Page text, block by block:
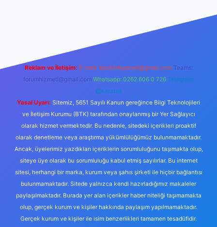
Reklam ve İletişim: E-mail: backlinkpaneli@gmail.com Teams:
forumhizmeti@gmail.com Whatsapp: 0262 606 0 726 Telegram:
@karabul
Yasal Uyarı: Sitemiz, 5651 Sayılı Kanun gereğince Bilgi Teknolojileri
ve İletişim Kurumu (BTK) tarafından onaylanmış bir Yer Sağlayıcı
olarak hizmet vermektedir. Bu nedenle, sitedeki içerikleri proaktif
olarak denetleme veya araştırma yükümlülüğümüz bulunmamaktadır.
Ancak, üyelerimiz yazdıkları içeriklerin sorumluluğunu taşımakta olup,
siteye üye olarak bu sorumluluğu kabul etmiş sayılırlar. Bu internet
sitesi, herhangi bir marka, kurum veya şahıs şirketi ile hiçbir bağlantısı
bulunmamaktadır. Sitede yalnızca kendi hazırladığımız makaleler
paylaşılmaktadır. Burada yer alan içerikler haber niteliği taşımamakta
olup, gerçek kurum ve kişiler hakkında paylaşım yapılmamaktadır.
Gerçek kurum ve kişiler ile isim benzerlikleri tamamen tesadüfidir.